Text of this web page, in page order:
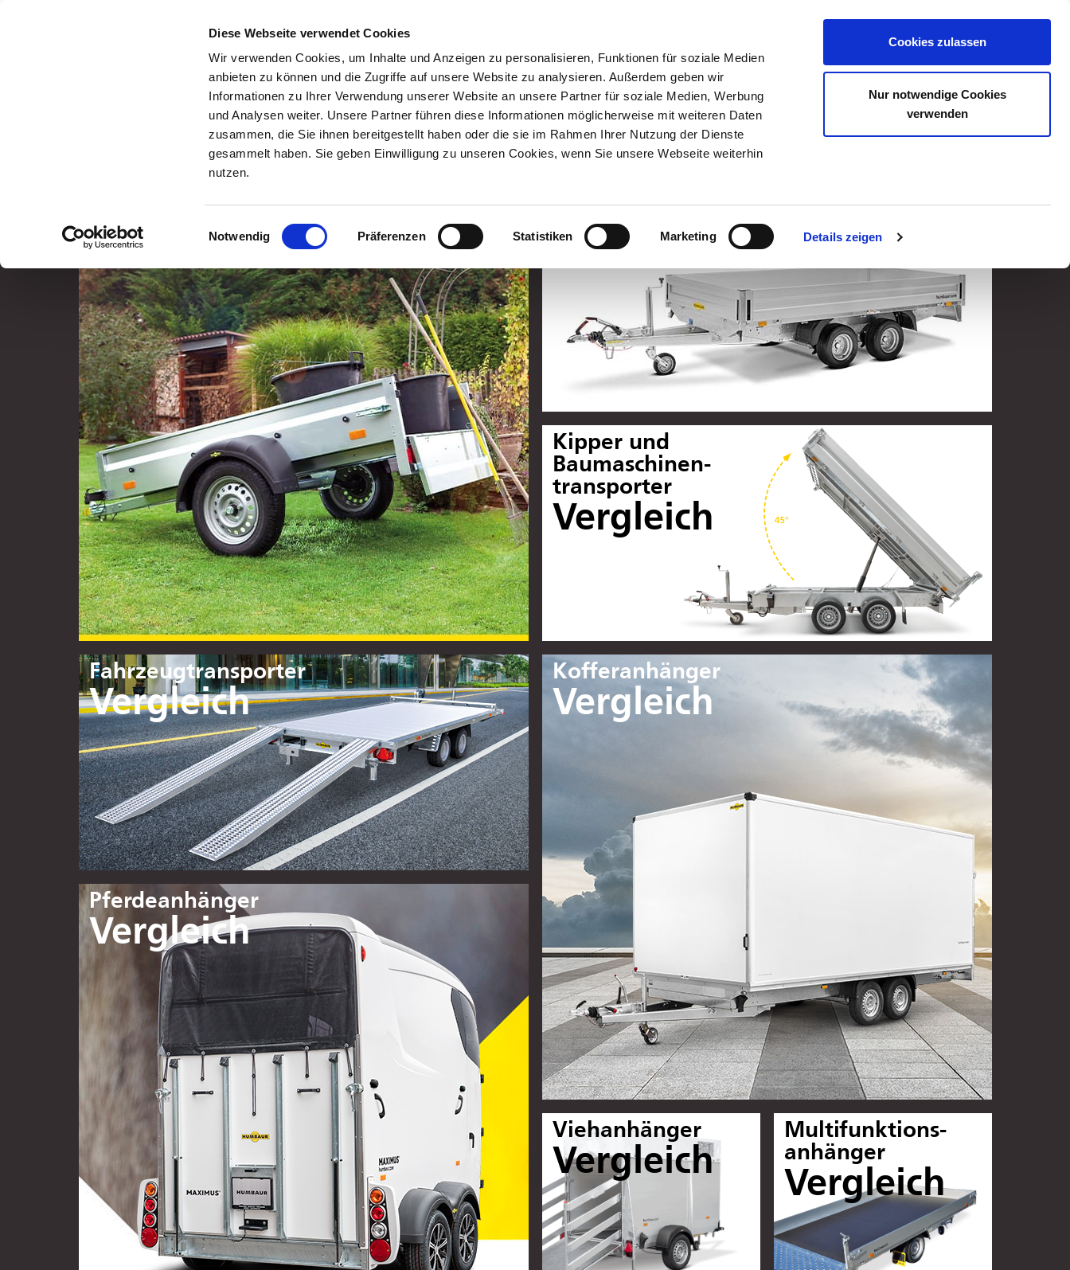
Diese Webseite verwendet Cookies
Wir verwenden Cookies, um Inhalte und Anzeigen zu personalisieren, Funktionen für soziale Medien
anbieten zu können und die Zugriffe auf unsere Website zu analysieren. Außerdem geben wir
Informationen zu Ihrer Verwendung unserer Website an unsere Partner für soziale Medien, Werbung
und Analysen weiter. Unsere Partner führen diese Informationen möglicherweise mit weiteren Daten
zusammen, die Sie ihnen bereitgestellt haben oder die sie im Rahmen Ihrer Nutzung der Dienste
gesammelt haben. Sie geben Einwilligung zu unseren Cookies, wenn Sie unsere Webseite weiterhin
nutzen.
Einwilligungsauswahl
Notwendig Präferenzen Statistiken Marketing Details zeigen
Cookies zulassen
Nur notwendige Cookies
verwenden
Fahrzeugaufbauten Händler/Service Humbaur Wissenswertes Karriere SHOP
Anhänger-Auswahlhilfe
Neuheiten / Highlights
Anhänger-Vergleich
Anhänger-Vergleich
ANHÄNGER-VERGLEICH
Einachsanhänger
Vergleich
Tandemanhänger
Vergleich
Kipper und
Baumaschinen-
transporter
Vergleich
Fahrzeugtransporter
Vergleich
Kofferanhänger
Vergleich
Pferdeanhänger
Vergleich
Viehanhänger
Vergleich
Multifunktions-
anhänger
Vergleich